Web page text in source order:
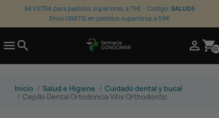
5€ EXTRA para pedidos superiores a 79€ · Codigo: SALUD5
Envio GRATIS en pedidos superiores a 59€
search  shopping_cart
Inicio Salud e Higiene
Cuidado dental y bucal
Cepillo Dental Ortodoncia Vitis Orthodontic